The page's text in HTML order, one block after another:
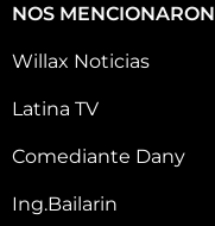
NOS MENCIONARON
Willax Noticias
Latina TV
Comediante Dany
Ing.Bailarin